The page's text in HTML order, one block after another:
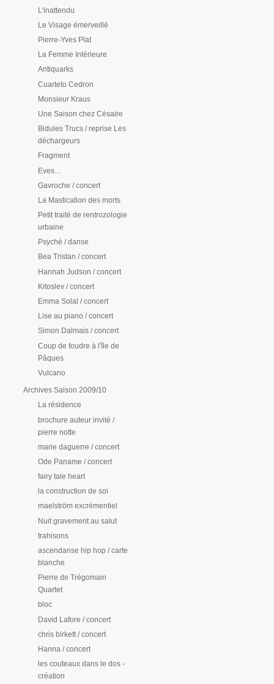
L'inattendu
Le Visage émerveillé
Pierre-Yves Plat
La Femme Intérieure
Antiquarks
Cuarteto Cedron
Monsieur Kraus
Une Saison chez Césaire
Bidules Trucs / reprise Les
déchargeurs
Fragment
Eves…
Gavroche / concert
La Mastication des morts
Petit traité de rentrozologie
urbaine
Psyché / danse
Bea Tristan / concert
Hannah Judson / concert
Kitoslev / concert
Emma Solal / concert
Lise au piano / concert
Simon Dalmais / concert
Coup de foudre à l'île de
Pâques
Vulcano
Archives Saison 2009/10
La résidence
brochure auteur invité /
pierre notte
marie daguerre / concert
Ode Paname / concert
fairy tale heart
la construction de soi
maelström excrémentiel
Nuit gravement au salut
trahisons
ascendanse hip hop / carte
blanche
Pierre de Trégomain
Quartet
bloc
David Lafore / concert
chris birkett / concert
Hanna / concert
les couteaux dans le dos -
création